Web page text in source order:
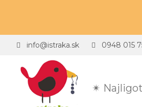
✴
info@istraka.sk 0948 015